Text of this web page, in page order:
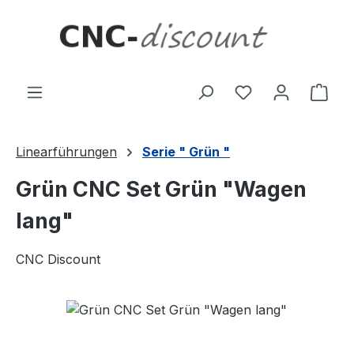
Linearführungen Serie " Grün "
Grün CNC Set Grün "Wagen
lang"
CNC Discount
Bildergalerie überspringen